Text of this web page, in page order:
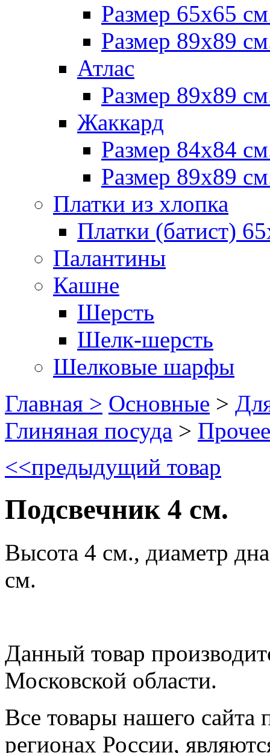
Размер 65х65
Размер 89х89
Атлас
Размер 89х89
Жаккард
Размер 84х84
Размер 89х89
Платки из хлопка
Платки (батист)
Палантины
Кашне
Шерсть
Шелк-шерсть
Шелковые шарфы
Главная > Основные >
Глиняная посуда > Прочее
<<предыдущий товар
Подсвечник 4 см.
Высота 4 см., диаметр
см.
Данный товар
Московской области.
Все товары нашего сайта
регионах России,